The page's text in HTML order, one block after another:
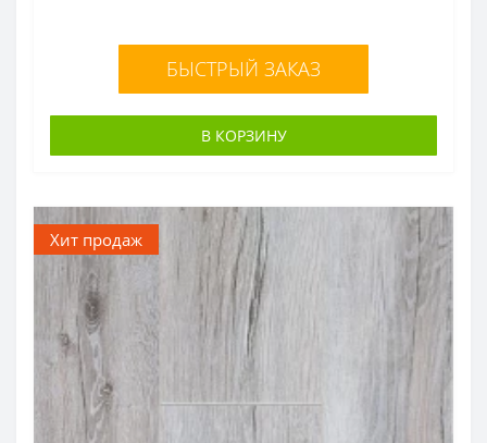
БЫСТРЫЙ ЗАКАЗ
В КОРЗИНУ
Хит продаж